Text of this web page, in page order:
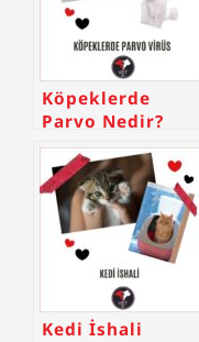
Köpeklerde
Parvo Nedir?
Kedi İshali